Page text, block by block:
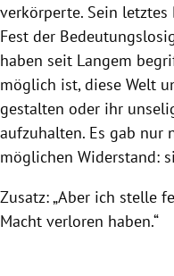
verkörperte. Sein letztes
Fest der
haben seit Langem
möglich ist, diese Welt
gestalten oder ihr
aufzuhalten. Es gab nur
möglichen Widerstand:
Zusatz: „Aber ich stelle
Macht verloren haben.“